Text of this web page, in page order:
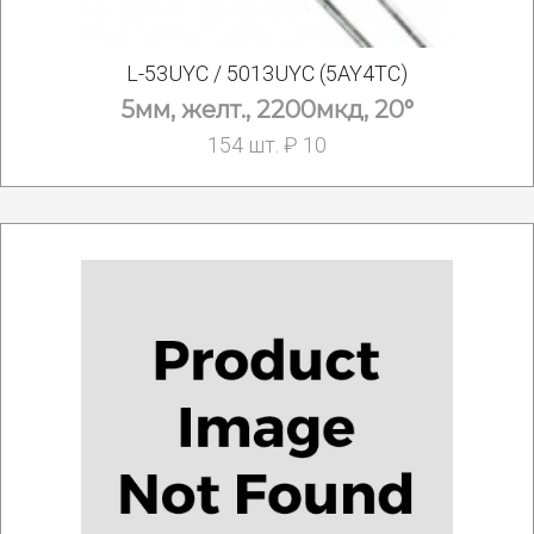
L-53UYC / 5013UYC (5AY4TC)
5мм, желт., 2200мкд, 20°
154 шт. ₽ 10